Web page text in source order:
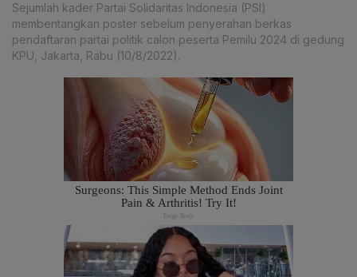
Sejumlah kader Partai Solidaritas Indonesia (PSI)
membentangkan poster sebelum penyerahan berkas
pendaftaran partai politik calon peserta Pemilu 2024 di gedung
KPU, Jakarta, Rabu (10/8/2022).